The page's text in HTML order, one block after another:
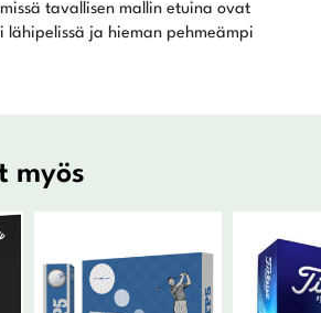
tavallisen mallin etuina ovat
lähipelissä ja hieman pehmeämpi
myös